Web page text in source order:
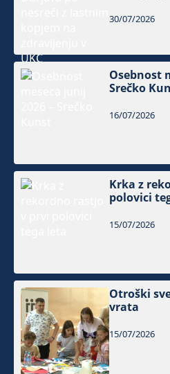
30/07/2026
Osebnost
Srečko
16/07/2026
Krka z
polovici
15/07/2026
Otroški
vrata
15/07/2026